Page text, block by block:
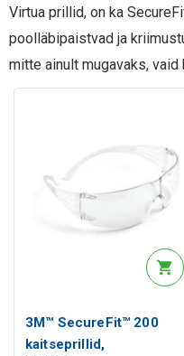
Virtua prillid, on ka
poolläbipaistvad ja
mitte ainult mugavaks,
3M™ SecureFit™ 200
kaitseprillid,